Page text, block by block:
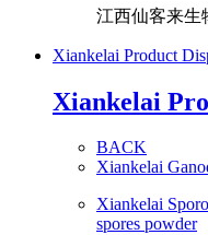
江西仙客来生
Xiankelai Product
Xiankelai
BACK
Xiankelai
Xiankelai
spores powder